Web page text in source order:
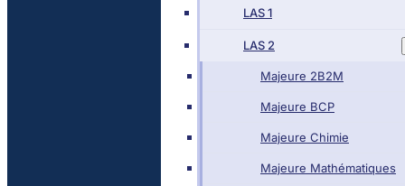
LAS 1
LAS 2
Majeure 2B2M
Majeure BCP
Majeure Chimie
Majeure Mathématiques